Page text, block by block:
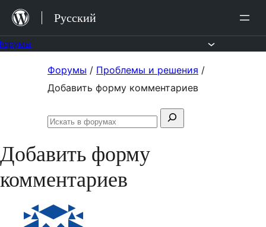
Перейти
содержимому
Русский
Форумы / Проблемы и решения /
Добавить форму комментариев
Поиск:
Искать
Добавить форму
комментариев